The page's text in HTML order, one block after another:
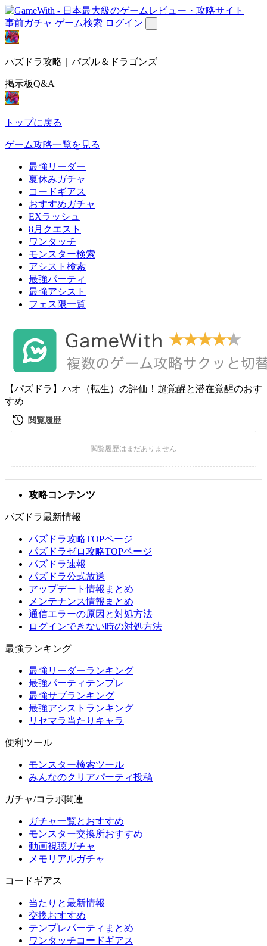
事前ガチャ ゲーム検索 ログイン
パズドラ攻略｜パズル＆ドラゴンズ
掲示板Q&A
トップに戻る
ゲーム攻略一覧を見る
最強リーダー
夏休みガチャ
コードギアス
おすすめガチャ
EXラッシュ
8月クエスト
ワンタッチ
モンスター検索
アシスト検索
最強パーティ
最強アシスト
フェス限一覧
【パズドラ】ハオ（転生）の評価！超覚醒と潜在覚醒のおす
すめ
攻略コンテンツ
パズドラ最新情報
パズドラ攻略TOPページ
パズドラゼロ攻略TOPページ
パズドラ速報
パズドラ公式放送
アップデート情報まとめ
メンテナンス情報まとめ
通信エラーの原因と対処方法
ログインできない時の対処方法
最強ランキング
最強リーダーランキング
最強パーティテンプレ
最強サブランキング
最強アシストランキング
リセマラ当たりキャラ
便利ツール
モンスター検索ツール
みんなのクリアパーティ投稿
ガチャ/コラボ関連
ガチャ一覧とおすすめ
モンスター交換所おすすめ
動画視聴ガチャ
メモリアルガチャ
コードギアス
当たりと最新情報
交換おすすめ
テンプレパーティまとめ
ワンタッチコードギアス